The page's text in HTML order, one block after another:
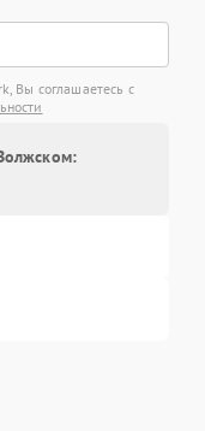
Вы соглашаетесь с